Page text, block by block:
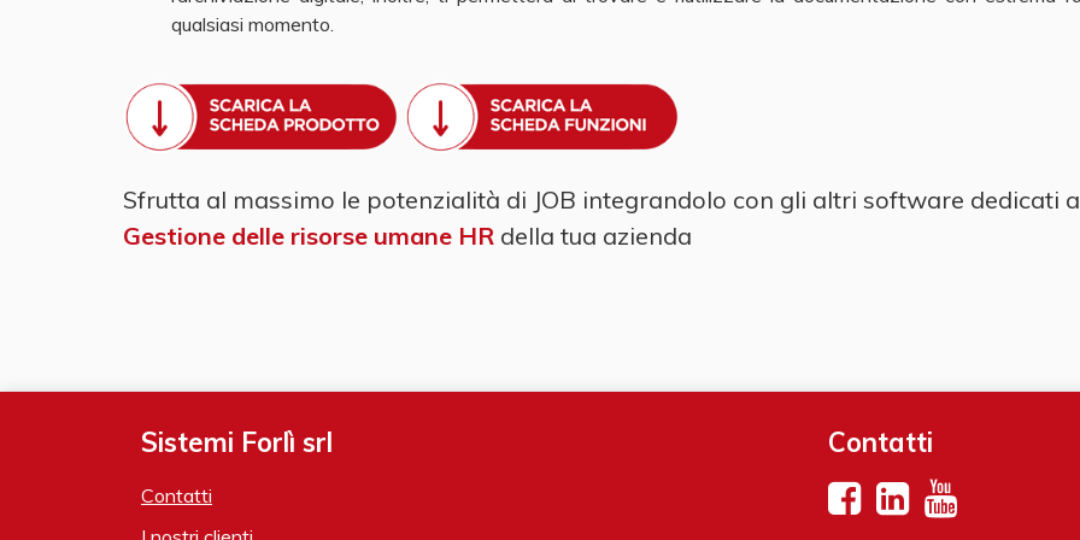
qualsiasi momento.
Sfrutta al massimo le potenzialità di JOB integrandolo con gli altri software dedicati
Gestione delle risorse umane HR della tua azienda
Sistemi Forlì srl
Contatti
Contatti